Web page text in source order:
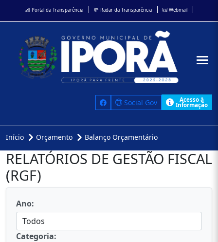
Portal da Transparência Radar da Transparência Webmail
Social Gov Acesso à
Informação
Início Orçamento Balanço Orçamentário
RELATÓRIOS DE GESTÃO FISCAL
(RGF)
Ano:
Categoria: